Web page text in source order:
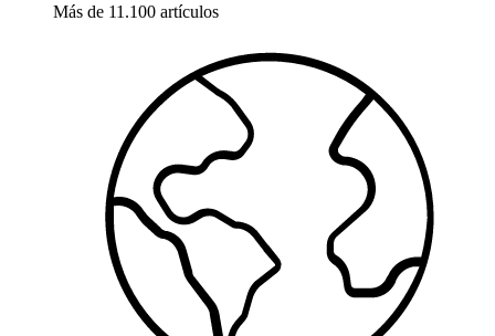
Más de 11.100 artículos